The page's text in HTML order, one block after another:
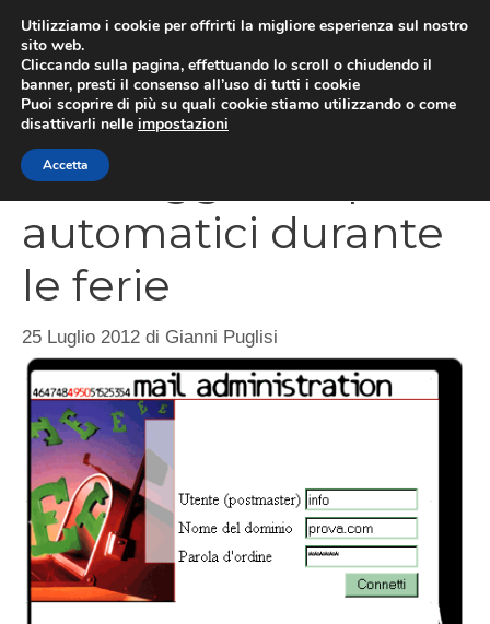
contenuto
Messaggi di risposta
automatici durante
le ferie
25 Luglio 2012 di Gianni Puglisi
Utilizziamo i cookie per offrirti la migliore esperienza sul nostro
sito web.
Cliccando sulla pagina, effettuando lo scroll o chiudendo il
banner, presti il consenso all’uso di tutti i cookie
Puoi scoprire di più su quali cookie stiamo utilizzando o come
disattivarli nelle impostazioni
Accetta